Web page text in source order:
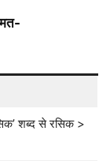
मत-
शब्द से रसिक >